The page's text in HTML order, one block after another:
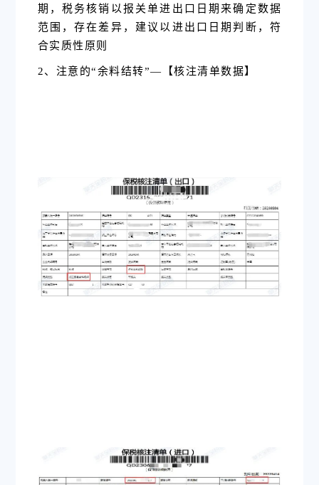
期，税务核销以报关单进出口日期来确定数据
范围，存在差异，建议以进出口日期判断，符
合实质性原则
2、 注意的“余料结转”—【核注清单数据】